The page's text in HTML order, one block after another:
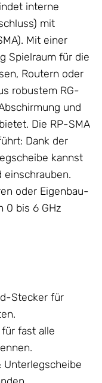
interne
mit
Mit einer
Spielraum für die
Routern oder
robustem RG-
und
Die RP-SMA
Dank der
kannst
einschrauben.
oder Eigenbau-
0 bis 6 GHz
Stecker für
fast alle
.
Unterlegscheibe